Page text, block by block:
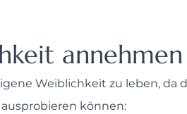
annehmen
Weiblichkeit zu leben, da
können: